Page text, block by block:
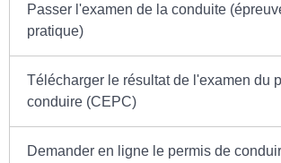
Passer l'examen de la conduite
pratique)
Télécharger le résultat de l'examen du
conduire (CEPC)
Demander en ligne le permis de